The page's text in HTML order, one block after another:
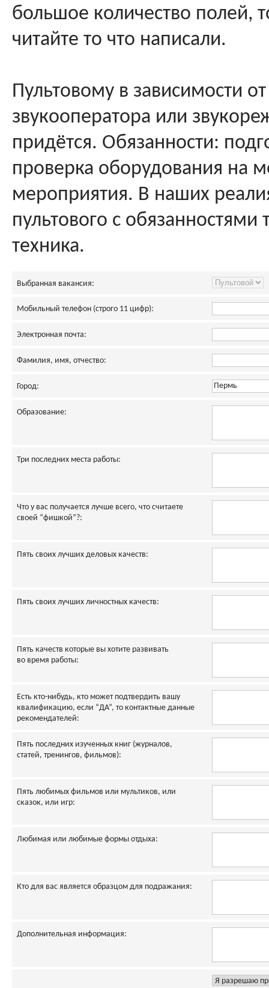
большое количество полей,
читайте то что написали.
Пультовому в зависимости
звукооператора или
придётся. Обязанности:
проверка оборудования на
мероприятия. В наших
пультового с
техника.
Выбранная вакансия:
Мобильный телефон (строго 11 цифр):
Электронная почта:
Фамилия, имя, отчество:
Город:
Образование:
Три последних места работы:
Что у вас получается лучше всего, что считаете
своей “фишкой”?:
Пять своих лучших деловых качеств:
Пять своих лучших личностных качеств:
Пять качеств которые вы хотите развивать
во время работы:
Есть кто-нибудь, кто может подтвердить вашу
квалификацию, если “ДА”, то контактные данные
рекомендателей:
Пять последних изученных книг (журналов,
статей, тренингов, фильмов):
Пять любимых фильмов или мультиков, или
сказок, или игр:
Любимая или любимые формы отдыха:
Кто для вас является образцом для подражания:
Дополнительная информация: